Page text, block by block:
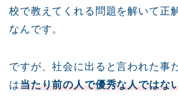
校で教えてくれる問題を解いて正
なんです。
ですが、社会に出ると言われた事
は当たり前の人で優秀な人ではな